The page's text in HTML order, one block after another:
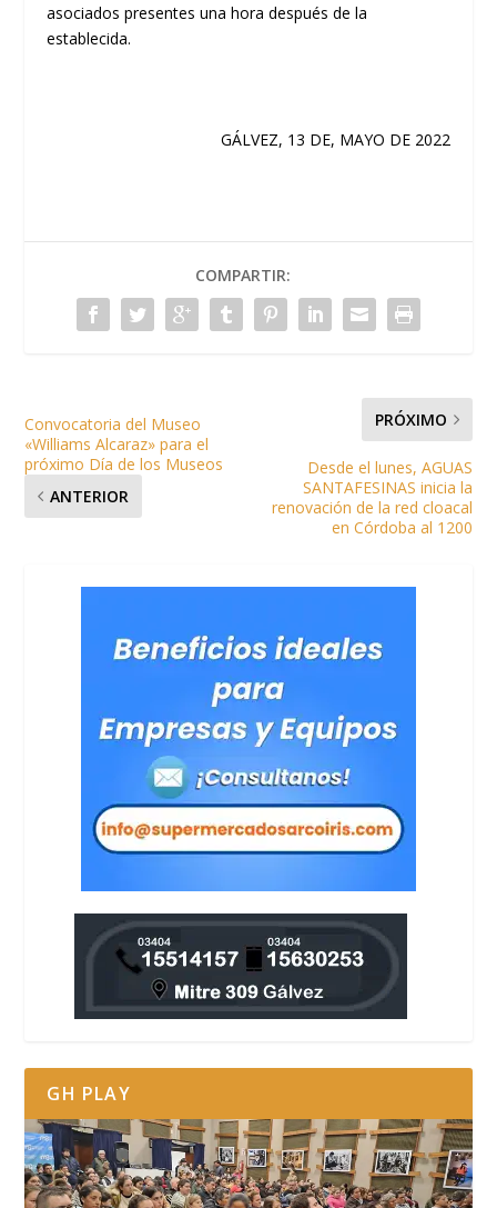
asociados presentes una hora después de la
establecida.
GÁLVEZ, 13 DE, MAYO DE 2022
COMPARTIR:
Convocatoria del Museo
«Williams Alcaraz» para el
próximo Día de los Museos
ANTERIOR
PRÓXIMO
Desde el lunes, AGUAS
SANTAFESINAS inicia la
renovación de la red cloacal
en Córdoba al 1200
GH PLAY